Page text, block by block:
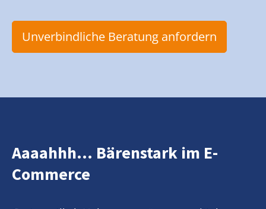
Unverbindliche Beratung anfordern
Aaaahhh... Bärenstark im E-
Commerce